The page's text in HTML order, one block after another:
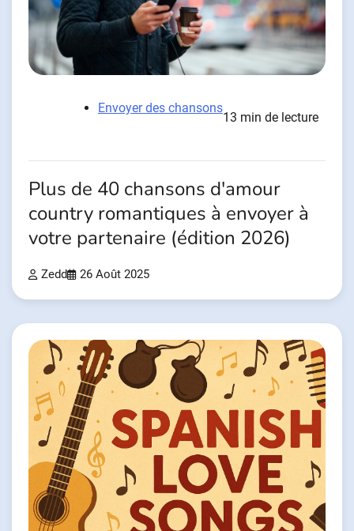
Envoyer des chansons
13 min de lecture
Plus de 40 chansons d'amour
country romantiques à envoyer à
votre partenaire (édition 2026)
Zedd 26 Août 2025